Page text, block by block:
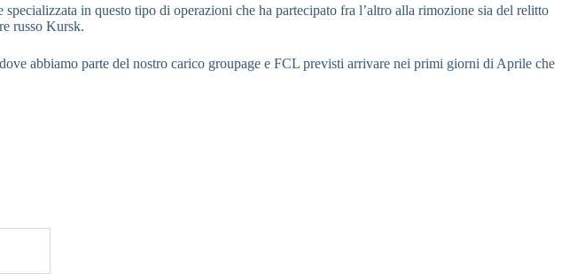
specializzata in questo tipo di operazioni che ha partecipato fra l’altro alla rimozione sia del relitto
russo Kursk.
dove abbiamo parte del nostro carico groupage e FCL previsti arrivare nei primi giorni di Aprile che